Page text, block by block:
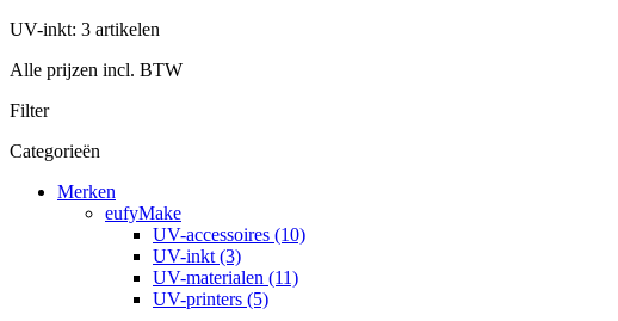
UV-inkt: 3 artikelen
Alle prijzen incl. BTW
Filter
Categorieën
Merken
eufyMake
UV-accessoires (10)
UV-inkt (3)
UV-materialen (11)
UV-printers (5)